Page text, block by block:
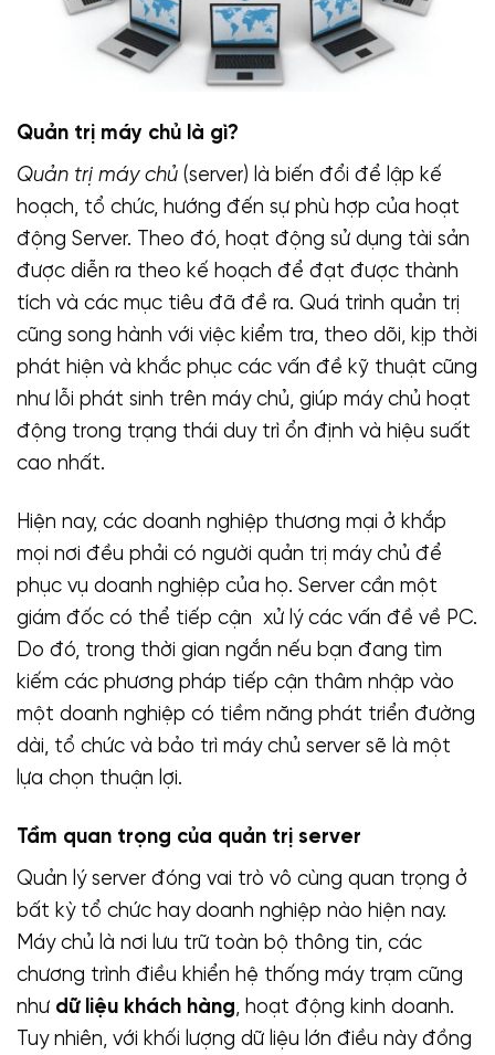
Quản trị máy chủ là gì?
Quản trị máy chủ (server) là biến đổi để lập kế
hoạch, tổ chức, hướng đến sự phù hợp của hoạt
động Server. Theo đó, hoạt động sử dụng tài sản
được diễn ra theo kế hoạch để đạt được thành
tích và các mục tiêu đã đề ra. Quá trình quản trị
cũng song hành với việc kiểm tra, theo dõi, kịp thời
phát hiện và khắc phục các vấn đề kỹ thuật cũng
như lỗi phát sinh trên máy chủ, giúp máy chủ hoạt
động trong trạng thái duy trì ổn định và hiệu suất
cao nhất.
Hiện nay, các doanh nghiệp thương mại ở khắp
mọi nơi đều phải có người quản trị máy chủ để
phục vụ doanh nghiệp của họ. Server cần một
giám đốc có thể tiếp cận xử lý các vấn đề về PC.
Do đó, trong thời gian ngắn nếu bạn đang tìm
kiếm các phương pháp tiếp cận thâm nhập vào
một doanh nghiệp có tiềm năng phát triển đường
dài, tổ chức và bảo trì máy chủ server sẽ là một
lựa chọn thuận lợi.
Tầm quan trọng của quản trị server
Quản lý server đóng vai trò vô cùng quan trọng ở
bất kỳ tổ chức hay doanh nghiệp nào hiện nay.
Máy chủ là nơi lưu trữ toàn bộ thông tin, các
chương trình điều khiển hệ thống máy trạm cũng
như dữ liệu khách hàng, hoạt động kinh doanh.
Tuy nhiên, với khối lượng dữ liệu lớn điều này đồng